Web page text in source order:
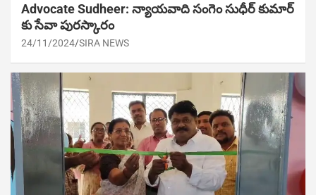
Advocate Sudheer: న్యాయవాది సంగెం సుధీర్ కుమార్
కు సేవా పురస్కారం
24/11/2024 SIRA NEWS